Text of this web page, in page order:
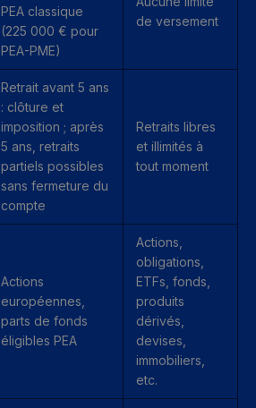
PEA classique
(225 000 € pour
PEA-PME)
de versement
Retrait avant 5 ans
: clôture et
imposition ; après
5 ans, retraits
partiels possibles
sans fermeture du
compte
Retraits libres
et illimités à
tout moment
Actions
européennes,
parts de fonds
éligibles PEA
Actions,
obligations,
ETFs, fonds,
produits
dérivés,
devises,
immobiliers,
etc.